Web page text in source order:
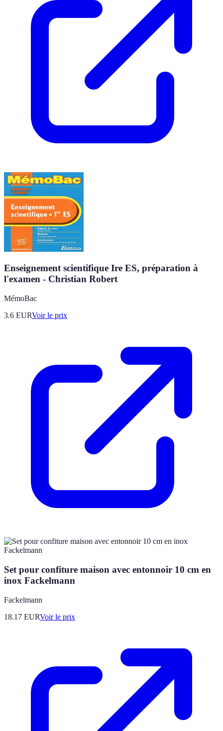
Enseignement scientifique Ire ES, préparation à
l'examen - Christian Robert
MémoBac
3.6 EURVoir le prix
Set pour confiture maison avec entonnoir 10 cm en
inox Fackelmann
Fackelmann
18.17 EURVoir le prix